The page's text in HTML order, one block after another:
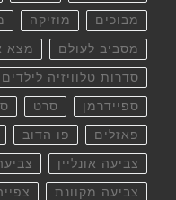
מבוכים מוזיקה
מסביב לעולם מצא
סדרות טלוויזיה לילדים
ספיידרמן סרט
פאזלים פו הדוב
צביעה אונליין
צביעה מקוונת